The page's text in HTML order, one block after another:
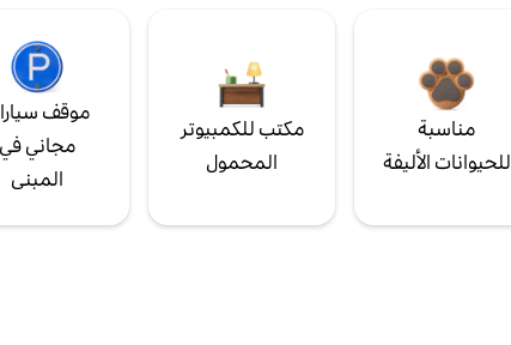
مناسبة
للحيوانات الأليفة
مكتب للكمبيوتر
المحمول
موقف
مجاني في
المبنى